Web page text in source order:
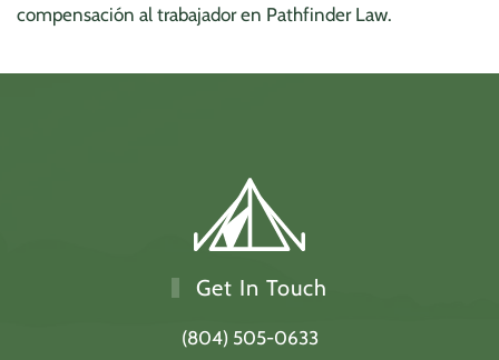
compensación al trabajador en Pathfinder Law.
Get In Touch
(804) 505-0633